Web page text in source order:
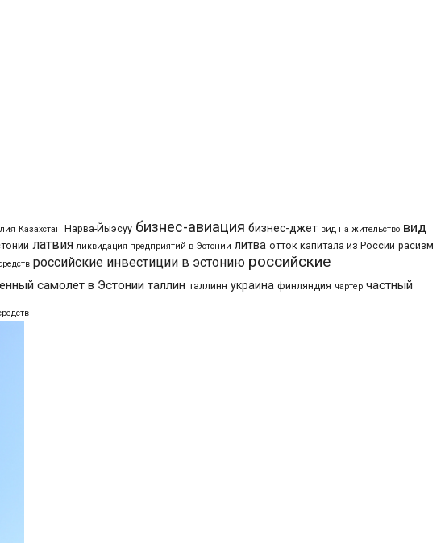
Казахстан Нарва-Йыэсуу бизнес-авиация бизнес-джет вид на жительство вид
латвия ликвидация предприятий в Эстонии литва отток капитала из России расизм
российские инвестиции в эстонию российские
самолет в Эстонии таллин таллинн украина финляндия чартер частный